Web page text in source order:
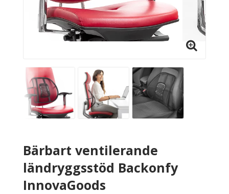
Bärbart ventilerande
ländryggsstöd Backonfy
InnovaGoods